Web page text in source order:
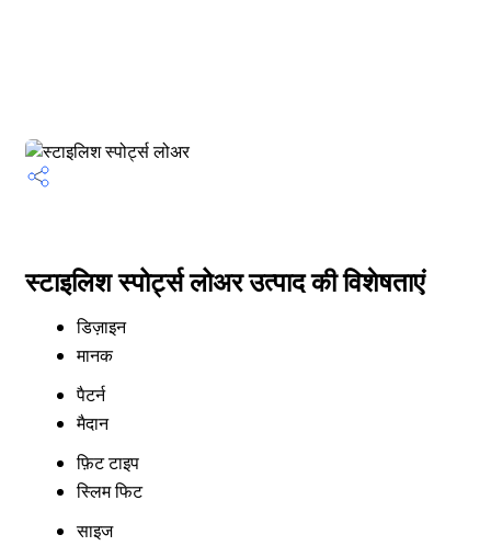
स्टाइलिश स्पोर्ट्स लोअर उत्पाद की विशेषताएं
डिज़ाइन
मानक
पैटर्न
मैदान
फ़िट टाइप
स्लिम फिट
साइज